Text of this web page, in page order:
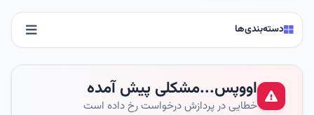
دسته‌بندی‌ها
اووپس...مشکلی پیش آمده
خطایی در پردازش درخواست رخ داده است